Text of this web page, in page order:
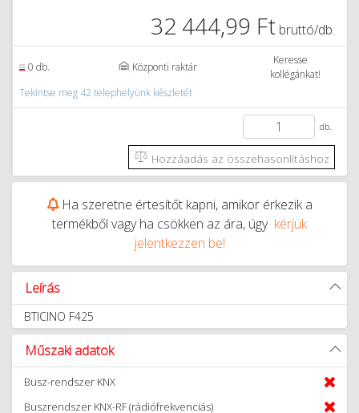
32 444,99 Ft bruttó/db.
0 db. Központi raktár
Keresse
kollégánkat!
Tekintse meg 42 telephelyünk készletét
db.
Hozzáadás az összehasonlításhoz
Ha szeretne értesítőt kapni, amikor érkezik a
termékből vagy ha csökken az ára, úgy kérjük
jelentkezzen be!
Leírás
BTICINO F425
Műszaki adatok
Busz-rendszer KNX
Buszrendszer KNX-RF (rádiófrekvenciás)